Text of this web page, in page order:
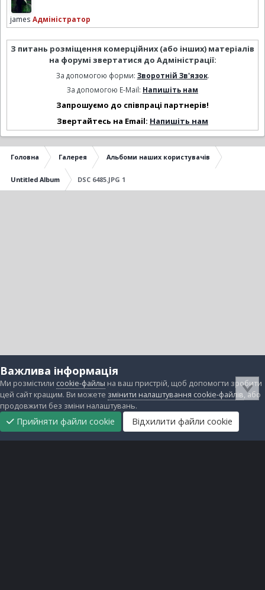
james Адміністратор
З питань розміщення комерційних (або інших) матеріалів
на форумі звертатися до Адміністрації:
За допомогою форми: Зворотній Зв'язок.
За допомогою E-Mail: Напишіть нам
Запрошуємо до співпраці партнерів!
Звертайтесь на Email: Напишіть нам
Головна Галерея Альбоми наших користувачів
Untitled Album DSC 6485.JPG 1
Важлива інформація
Ми розмістили cookie-файлы на ваш пристрій, щоб допомогти зробити
цей сайт кращим. Ви можете змінити налаштування cookie-файлів, або
продовжити без зміни налаштувань.
Прийняти файли cookie Відхилити файли cookie
Головна
Підтримати
нас
Прибрати
рекламу
Завантаження Непрочитані Реєстрація